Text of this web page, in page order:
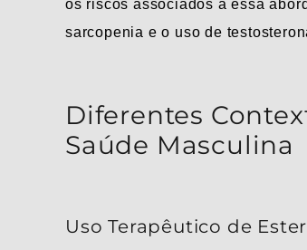
os riscos associados a essa
sarcopenia e o uso de
Diferentes
Saúde Masculina
Uso Terapêutico de